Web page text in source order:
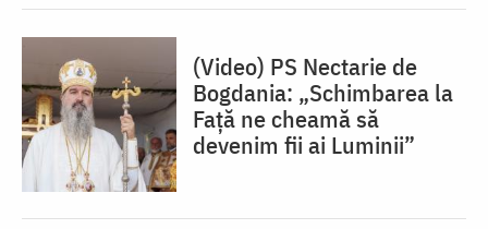
(Video) PS Nectarie de
Bogdania: „Schimbarea la
Față ne cheamă să
devenim fii ai Luminii”